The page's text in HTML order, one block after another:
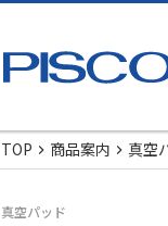
TOP
商品案内 真空
真空パッド